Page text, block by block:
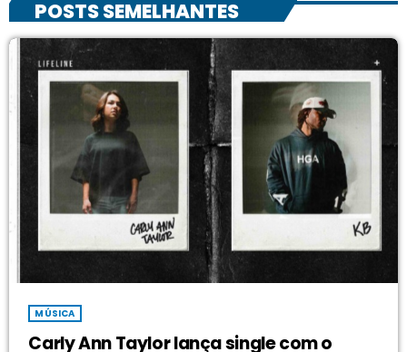
POSTS SEMELHANTES
MÚSICA
Carly Ann Taylor lança single com o